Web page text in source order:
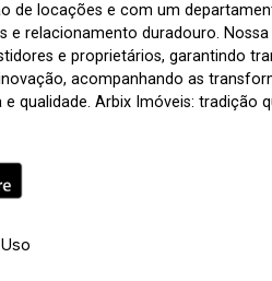
de locações e com um
relacionamento duradouro.
e proprietários, garantindo
acompanhando as
qualidade. Arbix Imóveis: tradição